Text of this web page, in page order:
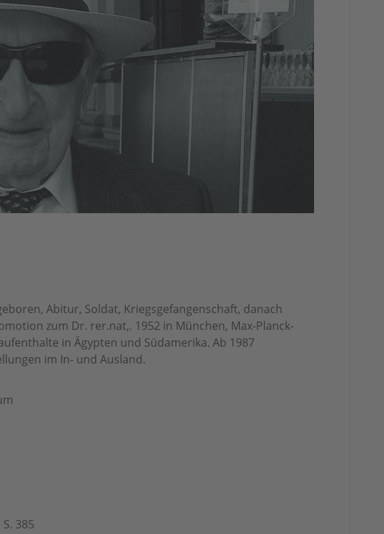
Abitur, Soldat, Kriegsgefangenschaft, danach
zum Dr. rer.nat,. 1952 in München, Max-Planck-
in Ägypten und Südamerika. Ab 1987
im In- und Ausland.
385